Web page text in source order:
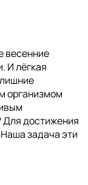
весенние
И лёгкая
организмом
Для достижения
задача эти